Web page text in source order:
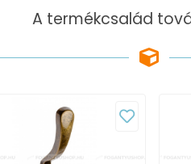
A termékcsalád